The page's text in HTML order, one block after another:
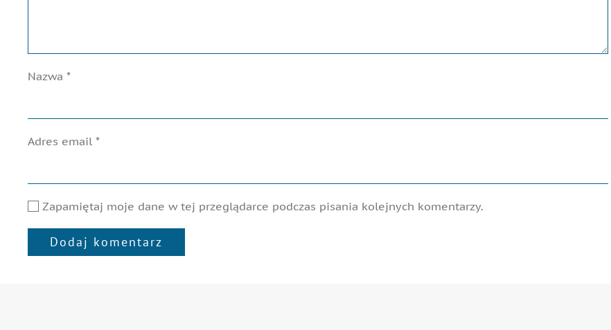
Nazwa *
Adres email *
Zapamiętaj moje dane w tej przeglądarce podczas pisania kolejnych komentarzy.
Dodaj komentarz